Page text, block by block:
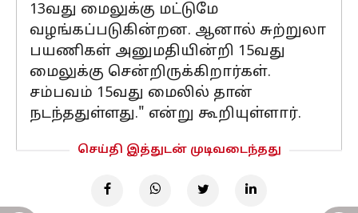
13வது மைலுக்கு மட்டுமே
வழங்கப்படுகின்றன. ஆனால் சுற்றுலா
பயணிகள் அனுமதியின்றி 15வது
மைலுக்கு சென்றிருக்கிறார்கள்.
சம்பவம் 15வது மைலில் தான்
நடந்ததுள்ளது." என்று கூறியுள்ளார்.
செய்தி இத்துடன் முடிவடைந்தது